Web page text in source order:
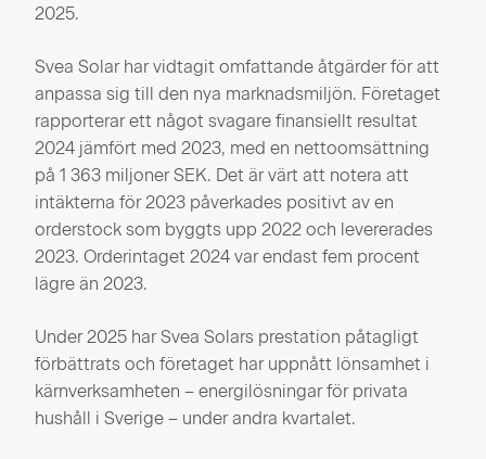
2025.
Svea Solar har vidtagit omfattande åtgärder för att
anpassa sig till den nya marknadsmiljön. Företaget
rapporterar ett något svagare finansiellt resultat
2024 jämfört med 2023, med en nettoomsättning
på 1 363 miljoner SEK. Det är värt att notera att
intäkterna för 2023 påverkades positivt av en
orderstock som byggts upp 2022 och levererades
2023. Orderintaget 2024 var endast fem procent
lägre än 2023.
Under 2025 har Svea Solars prestation påtagligt
förbättrats och företaget har uppnått lönsamhet i
kärnverksamheten – energilösningar för privata
hushåll i Sverige – under andra kvartalet.